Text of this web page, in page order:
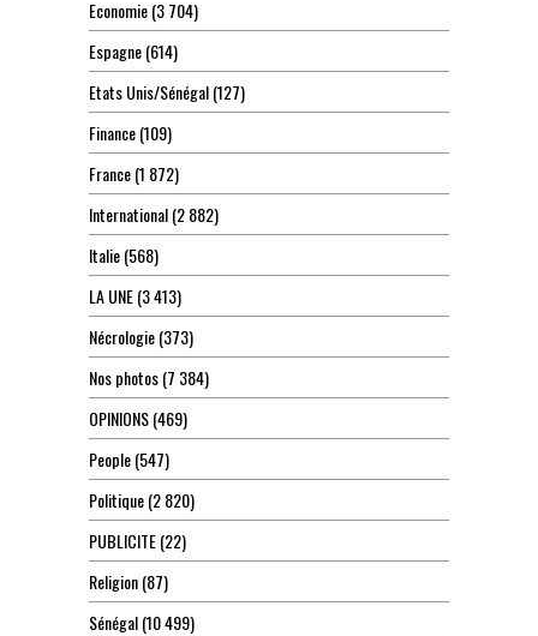
Economie(3 704)
Espagne(614)
Etats Unis/Sénégal(127)
Finance(109)
France(1 872)
International(2 882)
Italie(568)
LA UNE(3 413)
Nécrologie(373)
Nos photos(7 384)
OPINIONS(469)
People(547)
Politique(2 820)
PUBLICITE(22)
Religion(87)
Sénégal(10 499)